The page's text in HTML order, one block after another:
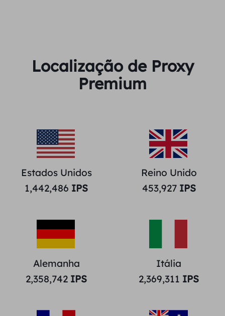
Localização de Proxy
Premium
Estados Unidos
1,442,486 IPS
Reino Unido
453,927IPS
Alemanha
2,358,742 IPS
Itália
2,369,311 IPS